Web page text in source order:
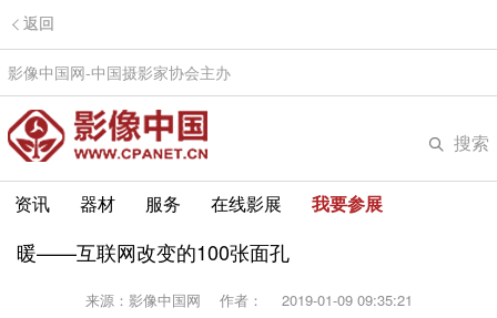
返回
影像中国网-中国摄影家协会主办
搜索
资讯 器材 服务 在线影展 我要参展
暖——互联网改变的100张面孔
来源：影像中国网 作者： 2019-01-09 09:35:21